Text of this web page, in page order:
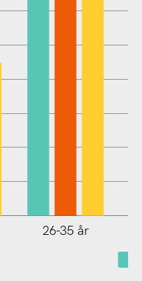
26-35 år